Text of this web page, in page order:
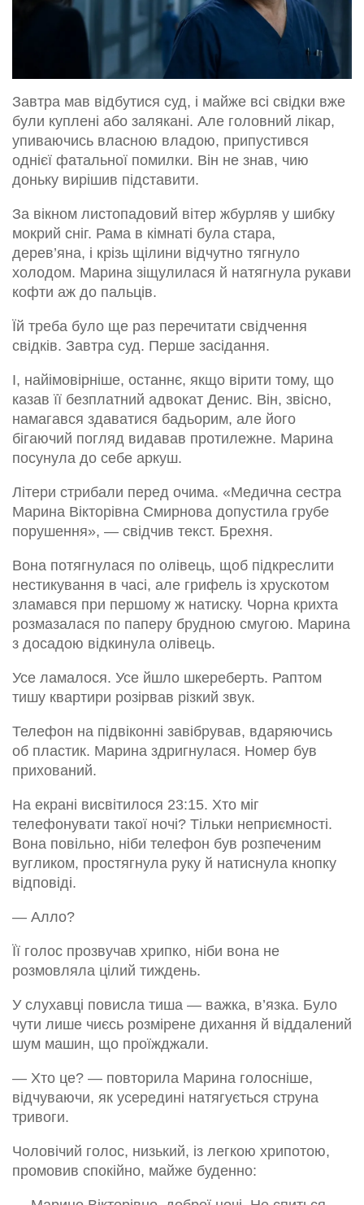
Завтра мав відбутися суд, і майже всі свідки вже
були куплені або залякані. Але головний лікар,
упиваючись власною владою, припустився
однієї фатальної помилки. Він не знав, чию
доньку вирішив підставити.
За вікном листопадовий вітер жбурляв у шибку
мокрий сніг. Рама в кімнаті була стара,
дерев’яна, і крізь щілини відчутно тягнуло
холодом. Марина зіщулилася й натягнула рукави
кофти аж до пальців.
Їй треба було ще раз перечитати свідчення
свідків. Завтра суд. Перше засідання.
І, найімовірніше, останнє, якщо вірити тому, що
казав її безплатний адвокат Денис. Він, звісно,
намагався здаватися бадьорим, але його
бігаючий погляд видавав протилежне. Марина
посунула до себе аркуш.
Літери стрибали перед очима. «Медична сестра
Марина Вікторівна Смирнова допустила грубе
порушення», — свідчив текст. Брехня.
Вона потягнулася по олівець, щоб підкреслити
нестикування в часі, але грифель із хрускотом
зламався при першому ж натиску. Чорна крихта
розмазалася по паперу брудною смугою. Марина
з досадою відкинула олівець.
Усе ламалося. Усе йшло шкереберть. Раптом
тишу квартири розірвав різкий звук.
Телефон на підвіконні завібрував, вдаряючись
об пластик. Марина здригнулася. Номер був
прихований.
На екрані висвітилося 23:15. Хто міг
телефонувати такої ночі? Тільки неприємності.
Вона повільно, ніби телефон був розпеченим
вугликом, простягнула руку й натиснула кнопку
відповіді.
— Алло?
Її голос прозвучав хрипко, ніби вона не
розмовляла цілий тиждень.
У слухавці повисла тиша — важка, в’язка. Було
чути лише чиєсь розмірене дихання й віддалений
шум машин, що проїжджали.
— Хто це? — повторила Марина голосніше,
відчуваючи, як усередині натягується струна
тривоги.
Чоловічий голос, низький, із легкою хрипотою,
промовив спокійно, майже буденно: